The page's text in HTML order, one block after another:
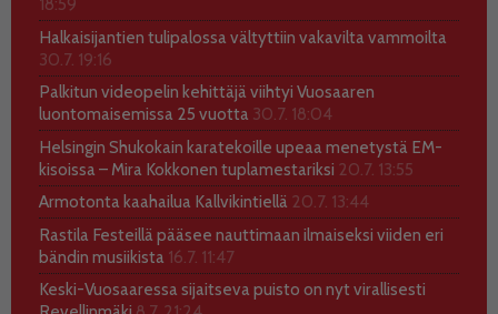
Halkaisijantien tulipalossa vältyttiin vakavilta vammoilta
30.7. 19:16
Palkitun videopelin kehittäjä viihtyi Vuosaaren
luontomaisemissa 25 vuotta 30.7. 18:04
Helsingin Shukokain karatekoille upeaa menetystä EM-
kisoissa – Mira Kokkonen tuplamestariksi 20.7. 13:55
Armotonta kaahailua Kallvikintiellä 20.7. 13:44
Rastila Festeillä pääsee nauttimaan ilmaiseksi viiden eri
bändin musiikista 16.7. 11:47
Keski-Vuosaaressa sijaitseva puisto on nyt virallisesti